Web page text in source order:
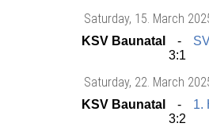
Saturday, 15. March
KSV Baunatal
3:1
Saturday, 22. March
KSV Baunatal
1.
3:2